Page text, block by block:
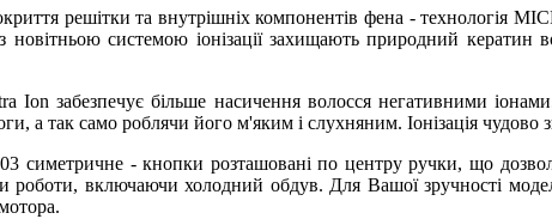
решітки та внутрішніх компонентів фена - технологія
новітньою системою іонізації захищають природний
Ion забезпечує більше насичення волосся негативними
а так само роблячи його м'яким і слухняним. Іонізація чудово
симетричне - кнопки розташовані по центру ручки, що
включаючи холодний обдув. Для Вашої зручності